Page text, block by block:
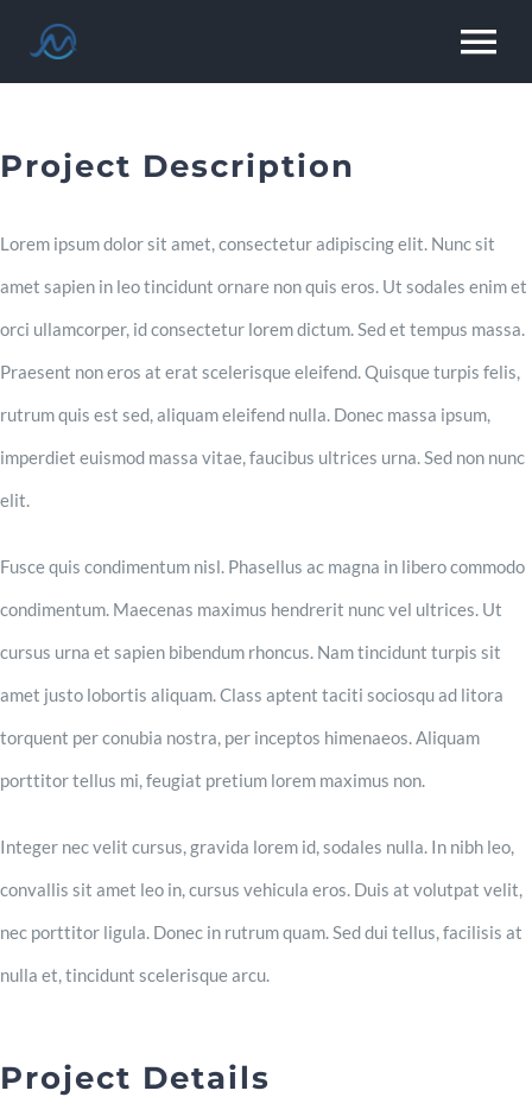
Contacto
Project Description
Lorem ipsum dolor sit amet, consectetur adipiscing elit. Nunc sit
amet sapien in leo tincidunt ornare non quis eros. Ut sodales enim et
orci ullamcorper, id consectetur lorem dictum. Sed et tempus massa.
Praesent non eros at erat scelerisque eleifend. Quisque turpis felis,
rutrum quis est sed, aliquam eleifend nulla. Donec massa ipsum,
imperdiet euismod massa vitae, faucibus ultrices urna. Sed non nunc
elit.
Fusce quis condimentum nisl. Phasellus ac magna in libero commodo
condimentum. Maecenas maximus hendrerit nunc vel ultrices. Ut
cursus urna et sapien bibendum rhoncus. Nam tincidunt turpis sit
amet justo lobortis aliquam. Class aptent taciti sociosqu ad litora
torquent per conubia nostra, per inceptos himenaeos. Aliquam
porttitor tellus mi, feugiat pretium lorem maximus non.
Integer nec velit cursus, gravida lorem id, sodales nulla. In nibh leo,
convallis sit amet leo in, cursus vehicula eros. Duis at volutpat velit,
nec porttitor ligula. Donec in rutrum quam. Sed dui tellus, facilisis at
nulla et, tincidunt scelerisque arcu.
Project Details